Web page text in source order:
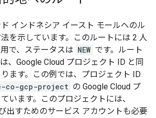
インドネシア イースト モールへのル
を示しています。このルートには 2 人
で、ステータスは NEW です。ルート
は、Google Cloud プロジェクト ID と同
ます。この例では、プロジェクト ID
co-gcp-project の Google Cloud プ
います。このプロジェクトには、
出すためのサービス アカウントも必要